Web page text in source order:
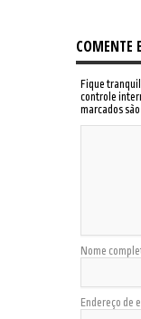
COMENTE
Fique
controle
marcados
Nome
Endereço de